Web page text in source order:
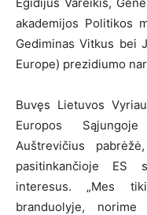
akademijos Politikos
Gediminas Vitkus bei
Europe) prezidiumo
Buvęs Lietuvos
Europos
Auštrevičius
pasitinkančioje ES
interesus. „Mes
branduolyje,